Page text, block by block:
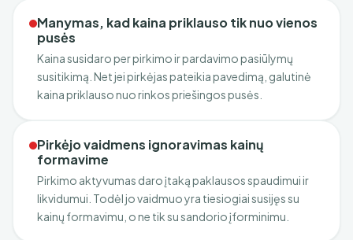
Manymas, kad kaina priklauso tik nuo vienos
pusės
Kaina susidaro per pirkimo ir pardavimo pasiūlymų
susitikimą. Net jei pirkėjas pateikia pavedimą, galutinė
kaina priklauso nuo rinkos priešingos pusės.
Pirkėjo vaidmens ignoravimas kainų
formavime
Pirkimo aktyvumas daro įtaką paklausos spaudimui ir
likvidumui. Todėl jo vaidmuo yra tiesiogiai susijęs su
kainų formavimu, o ne tik su sandorio įforminimu.